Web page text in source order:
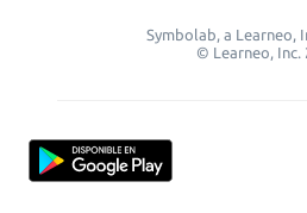
Symbolab, a Learneo,
© Learneo, Inc.